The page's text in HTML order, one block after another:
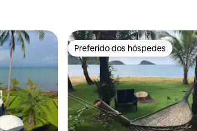
Preferido dos hóspedes
Preferido dos hóspedes